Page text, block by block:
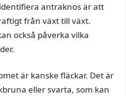
antraknos är att
från växt till växt.
också påverka vilka
är kanske fläckar. Det är
eller svarta, som kan